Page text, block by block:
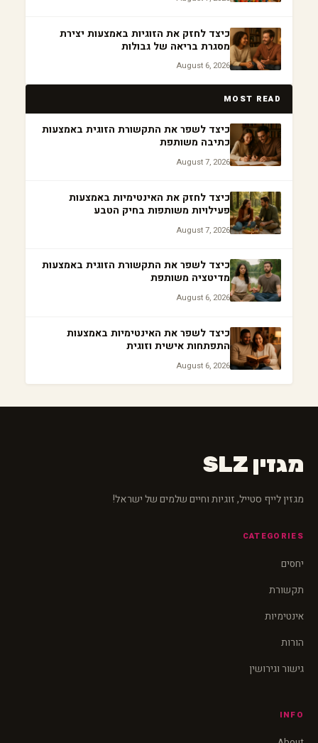
כיצד לחזק את הזוגיות באמצעות יצירת
מסגרת בריאה של גבולות
August 6, 2026
MOST READ
כיצד לשפר את התקשורת הזוגית באמצעות
כתיבה משותפת
August 7, 2026
כיצד לחזק את האינטימיות באמצעות
פעילויות משותפות בחיק הטבע
August 7, 2026
כיצד לשפר את התקשורת הזוגית באמצעות
מדיטציה משותפת
August 6, 2026
כיצד לשפר את האינטימיות באמצעות
התפתחות אישית וזוגית
August 6, 2026
מגזין SLZ
מגזין לייף סטייל, זוגיות וחיים שלמים של ישראל!
CATEGORIES
יחסים
תקשורת
אינטימיות
הורות
גישור וגירושין
INFO